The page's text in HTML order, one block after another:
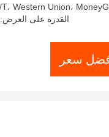
القدرة على العرض: 10000 طن سنويا
سعر